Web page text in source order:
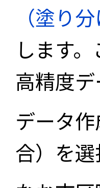
（塗り
します
高精度
データ
合）を